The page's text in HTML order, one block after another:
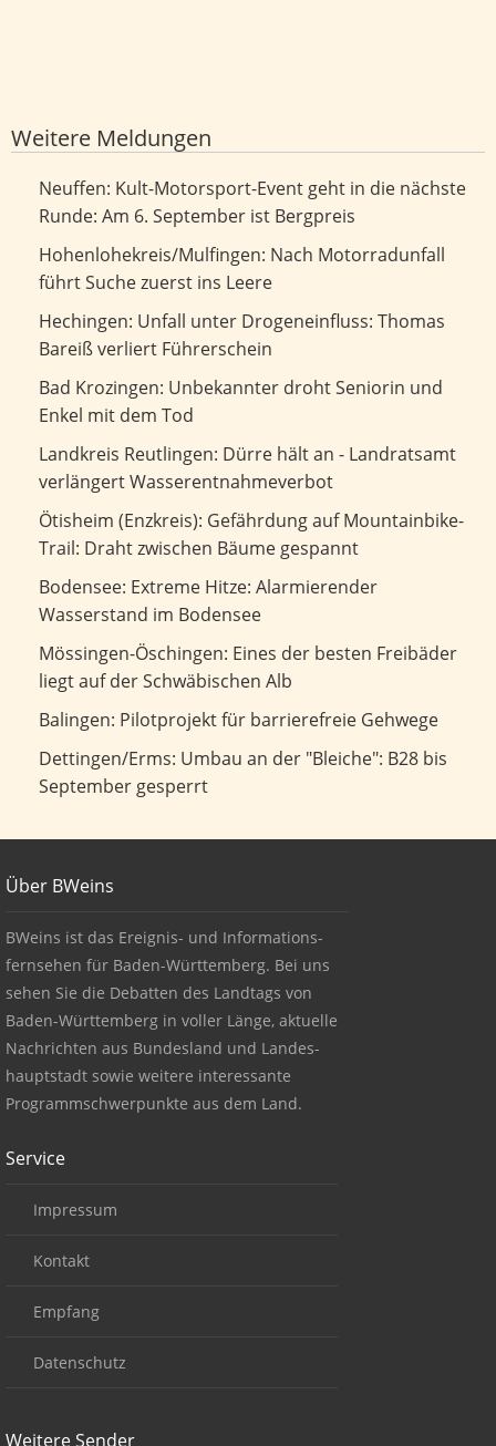
Weitere Meldungen
Kult-Motorsport-Event geht in die nächste Runde: Am 6.
September ist Bergpreis
Neuffen: Kult-Motorsport-Event geht in die nächste
Runde: Am 6. September ist Bergpreis
Nach Motorradunfall führt Suche zuerst ins Leere
Hohenlohekreis/Mulfingen: Nach Motorradunfall
führt Suche zuerst ins Leere
Unfall unter Drogeneinfluss: Thomas Bareiß verliert
Führerschein
Hechingen: Unfall unter Drogeneinfluss: Thomas
Bareiß verliert Führerschein
Unbekannter droht Seniorin und Enkel mit dem Tod
Bad Krozingen: Unbekannter droht Seniorin und
Enkel mit dem Tod
Dürre hält an - Landratsamt verlängert
Wasserentnahmeverbot
Landkreis Reutlingen: Dürre hält an - Landratsamt
verlängert Wasserentnahmeverbot
Gefährdung auf Mountainbike-Trail: Draht zwischen
Bäume gespannt
Ötisheim (Enzkreis): Gefährdung auf Mountainbike-
Trail: Draht zwischen Bäume gespannt
Extreme Hitze: Alarmierender Wasserstand im Bodensee
Bodensee: Extreme Hitze: Alarmierender
Wasserstand im Bodensee
Eines der besten Freibäder liegt auf der Schwäbischen Alb
Mössingen-Öschingen: Eines der besten Freibäder
liegt auf der Schwäbischen Alb
Pilotprojekt für barrierefreie Gehwege
Balingen: Pilotprojekt für barrierefreie Gehwege
Umbau an der "Bleiche": B28 bis September gesperrt
Dettingen/Erms: Umbau an der "Bleiche": B28 bis
September gesperrt
About BWeins
Über BWeins
BWeins ist das Ereignis- und Informations-
fernsehen für Baden-Württemberg. Bei uns
sehen Sie die Debatten des Landtags von
Baden-Württemberg in voller Länge, aktuelle
Nachrichten aus Bundesland und Landes-
hauptstadt sowie weitere interessante
Programmschwerpunkte aus dem Land.
Service
Impressum
Kontakt
Empfang
Datenschutz
Weitere Sender